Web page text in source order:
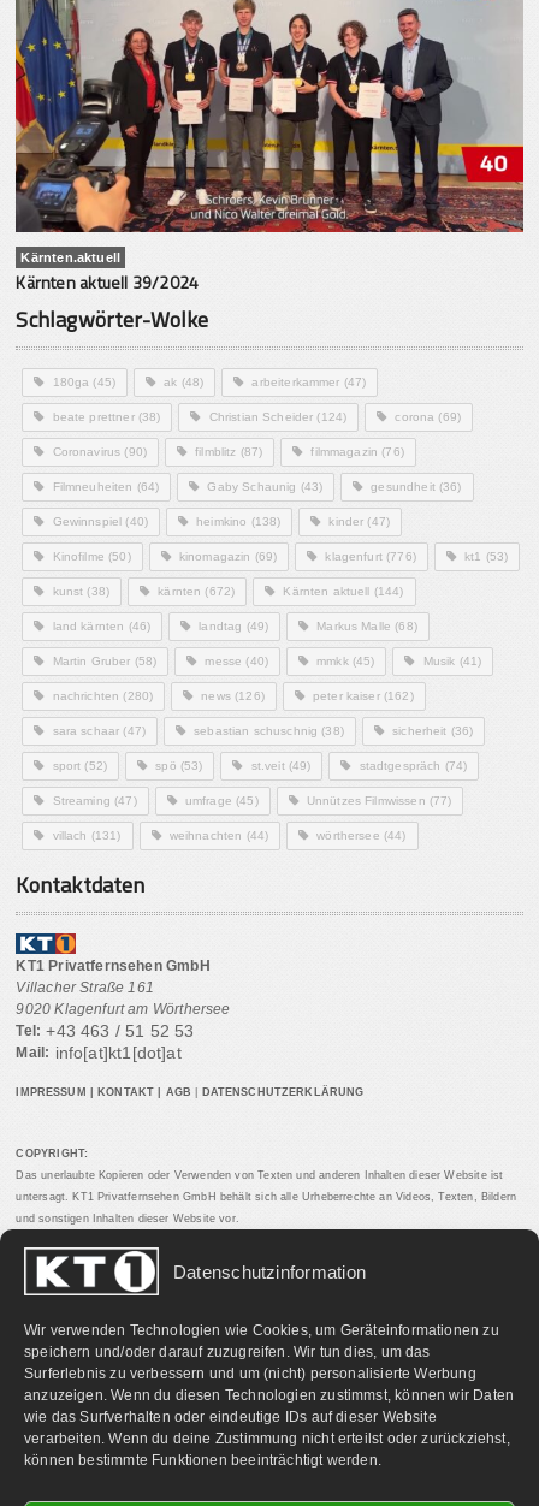
Datenschutzinformation
Wir verwenden Technologien wie Cookies, um Geräteinformationen zu
speichern und/oder darauf zuzugreifen. Wir tun dies, um das
Surferlebnis zu verbessern und um (nicht) personalisierte Werbung
anzuzeigen. Wenn du diesen Technologien zustimmst, können wir Daten
wie das Surfverhalten oder eindeutige IDs auf dieser Website
verarbeiten. Wenn du deine Zustimmung nicht erteilst oder zurückziehst,
können bestimmte Funktionen beeinträchtigt werden.
Kärnten.aktuell
Kärnten aktuell 39/2024
Schlagwörter-Wolke
180ga (45) ak (48) arbeiterkammer (47)
beate prettner(38) Christian Scheider (124) corona (69)
Coronavirus (90) filmblitz (87) filmmagazin (76)
Filmneuheiten (64) Gaby Schaunig (43) gesundheit(36)
Gewinnspiel (40) heimkino (138) kinder (47)
Kinofilme (50) kinomagazin (69) klagenfurt(776) kt1 (53)
kunst (38) kärnten (672) Kärnten aktuell (144)
land kärnten (46) landtag (49) Markus Malle (68)
Martin Gruber (58) messe (40) mmkk(45) Musik (41)
nachrichten (280) news(126) peter kaiser(162)
sara schaar (47) sebastian schuschnig (38) sicherheit (36)
sport (52) spö (53) st.veit(49) stadtgespräch (74)
Streaming (47) umfrage (45) Unnützes Filmwissen (77)
villach (131) weihnachten (44) wörthersee (44)
Kontaktdaten
KT1 Privatfernsehen GmbH
Villacher Straße 161
9020 Klagenfurt am Wörthersee
Tel: +43 463 / 51 52 53
Mail: info[at]kt1[dot]at
IMPRESSUM KONTAKT AGB DATENSCHUTZERKLÄRUNG
COPYRIGHT:
Das unerlaubte Kopieren oder Verwenden von Texten und anderen Inhalten dieser Website ist
untersagt. KT1 Privatfernsehen GmbH behält sich alle Urheberrechte an Videos, Texten, Bildern
und sonstigen Inhalten dieser Website vor.
PARTNERLINKS: